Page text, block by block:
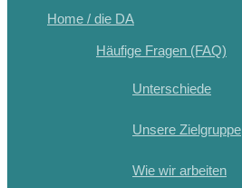
Home / die DA
Häufige Fragen (FAQ)
Unterschiede
Unsere Zielgruppe
Wie wir arbeiten